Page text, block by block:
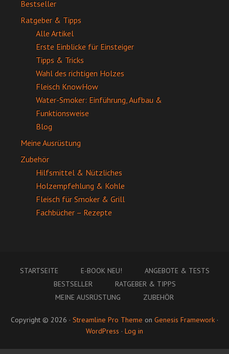
Bestseller
Ratgeber & Tipps
Alle Artikel
Erste Einblicke für Einsteiger
Tipps & Tricks
Wahl des richtigen Holzes
Fleisch KnowHow
Water-Smoker: Einführung, Aufbau &
Funktionsweise
Blog
Meine Ausrüstung
Zubehör
Hilfsmittel & Nützliches
Holzempfehlung & Kohle
Fleisch für Smoker & Grill
Fachbücher – Rezepte
STARTSEITE E-BOOK NEU!
ANGEBOTE & TESTS
BESTSELLER
RATGEBER & TIPPS
MEINE AUSRÜSTUNG
ZUBEHÖR
Copyright © 2026 · Streamline Pro Theme on Genesis Framework ·
WordPress · Log in